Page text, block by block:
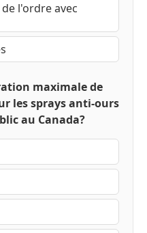
l'ordre avec
maximale de
les sprays anti-ours
au Canada?